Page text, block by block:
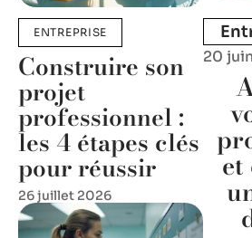
ENTREPRISE
Construire son
projet
professionnel :
les 4 étapes clés
pour réussir
26 juillet 2026
20
et